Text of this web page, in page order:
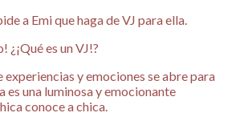
a Emi que haga de VJ para ella.
¿¡Qué es un VJ!?
experiencias y emociones se abre para
es una luminosa y emocionante
conoce a chica.